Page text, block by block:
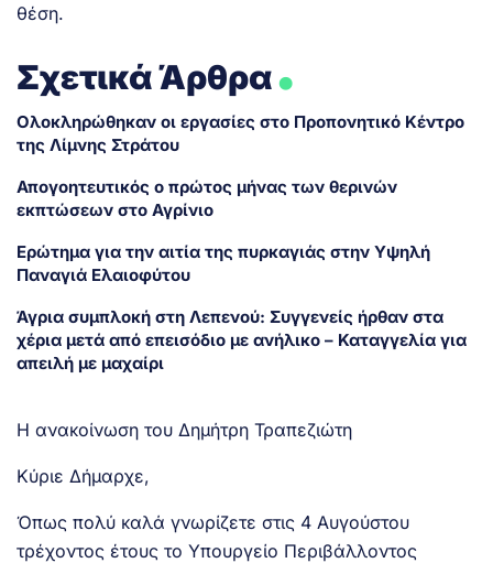
θέση.
Σχετικά Άρθρα.
Ολοκληρώθηκαν οι εργασίες στο Προπονητικό Κέντρο
της Λίμνης Στράτου
Απογοητευτικός ο πρώτος μήνας των θερινών
εκπτώσεων στο Αγρίνιο
Ερώτημα για την αιτία της πυρκαγιάς στην Υψηλή
Παναγιά Ελαιοφύτου
Άγρια συμπλοκή στη Λεπενού: Συγγενείς ήρθαν στα
χέρια μετά από επεισόδιο με ανήλικο – Καταγγελία για
απειλή με μαχαίρι
Η ανακοίνωση του Δημήτρη Τραπεζιώτη
Κύριε Δήμαρχε,
Όπως πολύ καλά γνωρίζετε στις 4 Αυγούστου
τρέχοντος έτους το Υπουργείο Περιβάλλοντος